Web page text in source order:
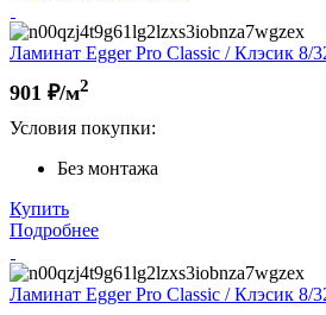
Ламинат Egger Pro Classic / Клэсик
901 ₽/м2
Условия покупки:
Без монтажа
Купить
Подробнее
Ламинат Egger Pro Classic / Клэсик